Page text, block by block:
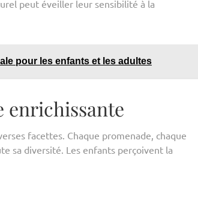
peut éveiller leur sensibilité à la
pour les enfants et les adultes
enrichissante
facettes. Chaque promenade, chaque
sa diversité. Les enfants perçoivent la